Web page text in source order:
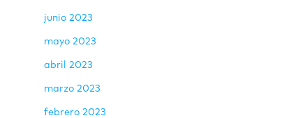
junio 2023
mayo 2023
abril 2023
marzo 2023
febrero 2023